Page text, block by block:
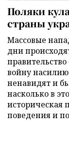
Поляки
страны
Массовые
дни
войну
ненавидят и
насколько в
историческая
поведения и